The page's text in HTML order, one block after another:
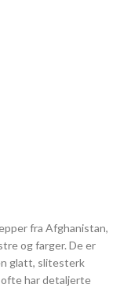
fra Afghanistan,
og farger. De er
glatt, slitesterk
har detaljerte